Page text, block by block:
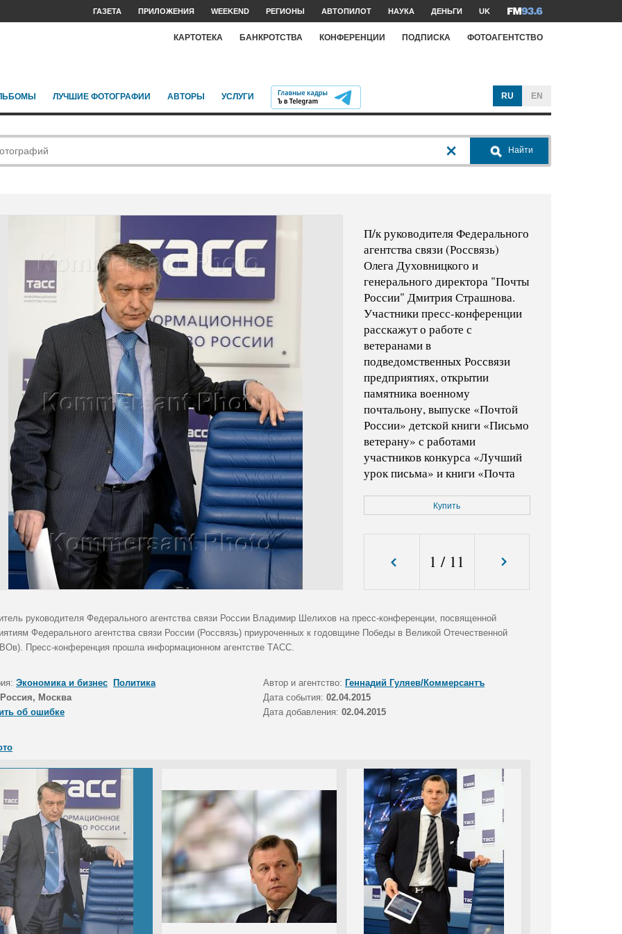
ГАЗЕТА ПРИЛОЖЕНИЯ WEEKEND РЕГИОНЫ АВТОПИЛОТ НАУКА ДЕНЬГИ UK
КАРТОТЕКА БАНКРОТСТВА КОНФЕРЕНЦИИ ПОДПИСКА ФОТОАГЕНТСТВО
ЛУЧШИЕ ФОТОГРАФИИ АВТОРЫ УСЛУГИ RU EN
Найти
П/к руководителя Федерального
агентства связи (Россвязь)
Олега Духовницкого и
генерального директора "Почты
России" Дмитрия Страшнова.
Участники пресс-конференции
расскажут о работе с
ветеранами в
подведомственных Россвязи
предприятиях, открытии
памятника военному
почтальону, выпуске «Почтой
России» детской книги «Письмо
ветерану» с работами
участников конкурса «Лучший
урок письма» и книги «Почта
время Великой Отечественной
Размер фото (пикс.): 2390x3037
Купить
1 / 11
руководителя Федерального агентства связи России Владимир Шелихов на пресс-конференции, посвященной
Федерального агентства связи России (Россвязь) приуроченных к годовщине Победы в Великой Отечественной
Пресс-конференция прошла информационном агентстве ТАСС.
Экономика и бизнес Политика Автор и агентство: Геннадий Гуляев/Коммерсантъ
Россия, Москва Дата события: 02.04.2015
об ошибке
Дата добавления: 02.04.2015